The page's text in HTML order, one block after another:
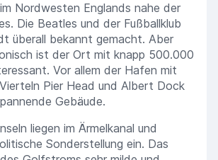
Nordwesten Englands nahe der
Die Beatles und der Fußballklub
überall bekannt gemacht. Aber
ist der Ort mit knapp 500.000
Vor allem der Hafen mit
Pier Head und Albert Dock
Gebäude.
liegen im Ärmelkanal und
Sonderstellung ein. Das